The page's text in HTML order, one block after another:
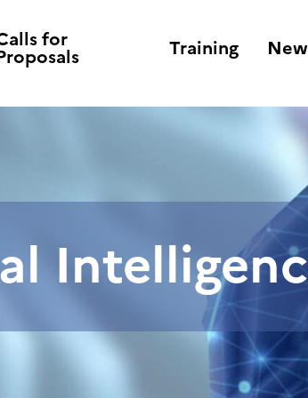
for Training